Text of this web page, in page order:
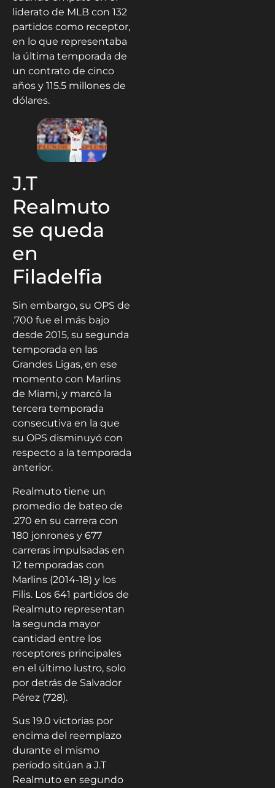
liderato de MLB con 132
partidos como receptor,
en lo que representaba
la última temporada de
un contrato de cinco
años y 115.5 millones de
dólares.
J.T
Realmuto
se queda
en
Filadelfia
Sin embargo, su OPS de
.700 fue el más bajo
desde 2015, su segunda
temporada en las
Grandes Ligas, en ese
momento con Marlins
de Miami, y marcó la
tercera temporada
consecutiva en la que
su OPS disminuyó con
respecto a la temporada
anterior.
Realmuto tiene un
promedio de bateo de
.270 en su carrera con
180 jonrones y 677
carreras impulsadas en
12 temporadas con
Marlins (2014-18) y los
Filis. Los 641 partidos de
Realmuto representan
la segunda mayor
cantidad entre los
receptores principales
en el último lustro, solo
por detrás de Salvador
Pérez (728).
Sus 19.0 victorias por
encima del reemplazo
durante el mismo
período sitúan a J.T
Realmuto en segundo